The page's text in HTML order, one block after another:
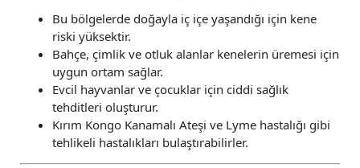
Bu bölgelerde doğayla iç içe yaşandığı için kene
riski yüksektir.
Bahçe, çimlik ve otluk alanlar kenelerin üremesi için
uygun ortam sağlar.
Evcil hayvanlar ve çocuklar için ciddi sağlık
tehditleri oluşturur.
Kırım Kongo Kanamalı Ateşi ve Lyme hastalığı gibi
tehlikeli hastalıkları bulaştırabilirler.